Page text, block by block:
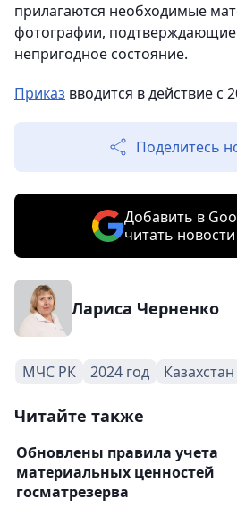
прилагаются необходимые
фотографии,
непригодное состояние.
Приказ вводится в действие с
Поделитесь
Добавить в
читать
Лариса Черненко
МЧС РК 2024 год Казахстан
Читайте также
Обновлены правила учета
материальных ценностей
госматрезерва